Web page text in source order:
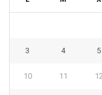
3 4 5
10 11 12